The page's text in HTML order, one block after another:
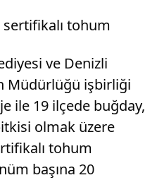
tohum
ve Denizli
Müdürlüğü işbirliği
ile 19 ilçede buğday,
olmak üzere
tohum
başına 20